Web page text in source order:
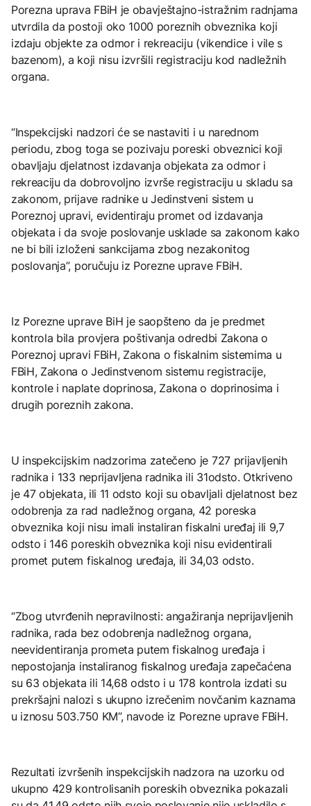
Porezna uprava FBiH je obavještajno-istražnim radnjama
utvrdila da postoji oko 1000 poreznih obveznika koji
izdaju objekte za odmor i rekreaciju (vikendice i vile s
bazenom), a koji nisu izvršili registraciju kod nadležnih
organa.
“Inspekcijski nadzori će se nastaviti i u narednom
periodu, zbog toga se pozivaju poreski obveznici koji
obavljaju djelatnost izdavanja objekata za odmor i
rekreaciju da dobrovoljno izvrše registraciju u skladu sa
zakonom, prijave radnike u Jedinstveni sistem u
Poreznoj upravi, evidentiraju promet od izdavanja
objekata i da svoje poslovanje usklade sa zakonom kako
ne bi bili izloženi sankcijama zbog nezakonitog
poslovanja”, poručuju iz Porezne uprave FBiH.
Iz Porezne uprave BiH je saopšteno da je predmet
kontrola bila provjera poštivanja odredbi Zakona o
Poreznoj upravi FBiH, Zakona o fiskalnim sistemima u
FBiH, Zakona o Jedinstvenom sistemu registracije,
kontrole i naplate doprinosa, Zakona o doprinosima i
drugih poreznih zakona.
U inspekcijskim nadzorima zatečeno je 727 prijavljenih
radnika i 133 neprijavljena radnika ili 31odsto. Otkriveno
je 47 objekata, ili 11 odsto koji su obavljali djelatnost bez
odobrenja za rad nadležnog organa, 42 poreska
obveznika koji nisu imali instaliran fiskalni uređaj ili 9,7
odsto i 146 poreskih obveznika koji nisu evidentirali
promet putem fiskalnog uređaja, ili 34,03 odsto.
“Zbog utvrđenih nepravilnosti: angažiranja neprijavljenih
radnika, rada bez odobrenja nadležnog organa,
neevidentiranja prometa putem fiskalnog uređaja i
nepostojanja instaliranog fiskalnog uređaja zapečaćena
su 63 objekata ili 14,68 odsto i u 178 kontrola izdati su
prekršajni nalozi s ukupno izrečenim novčanim kaznama
u iznosu 503.750 KM”, navode iz Porezne uprave FBiH.
Rezultati izvršenih inspekcijskih nadzora na uzorku od
ukupno 429 kontrolisanih poreskih obveznika pokazali